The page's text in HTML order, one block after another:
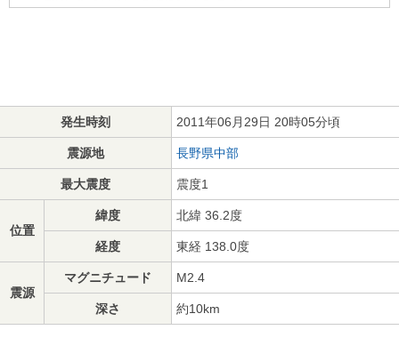
発生時刻 2011年06月29日 20時05分頃
震源地 長野県中部
最大震度 震度1
位置
緯度 北緯 36.2度
経度 東経 138.0度
震源
マグニチュード M2.4
深さ 約10km